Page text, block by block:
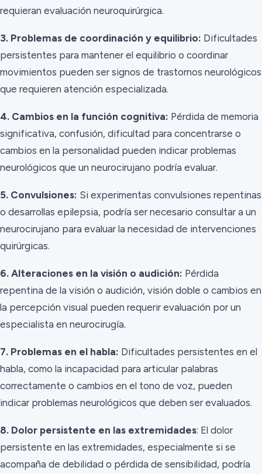
requieran evaluación neuroquirúrgica.
3. Problemas de coordinación y equilibrio: Dificultades
persistentes para mantener el equilibrio o coordinar
movimientos pueden ser signos de trastornos neurológicos
que requieren atención especializada.
4. Cambios en la función cognitiva: Pérdida de memoria
significativa, confusión, dificultad para concentrarse o
cambios en la personalidad pueden indicar problemas
neurológicos que un neurocirujano podría evaluar.
5. Convulsiones: Si experimentas convulsiones repentinas
o desarrollas epilepsia, podría ser necesario consultar a un
neurocirujano para evaluar la necesidad de intervenciones
quirúrgicas.
6. Alteraciones en la visión o audición: Pérdida
repentina de la visión o audición, visión doble o cambios en
la percepción visual pueden requerir evaluación por un
especialista en neurocirugía.
7. Problemas en el habla: Dificultades persistentes en el
habla, como la incapacidad para articular palabras
correctamente o cambios en el tono de voz, pueden
indicar problemas neurológicos que deben ser evaluados.
8. Dolor persistente en las extremidades: El dolor
persistente en las extremidades, especialmente si se
acompaña de debilidad o pérdida de sensibilidad, podría